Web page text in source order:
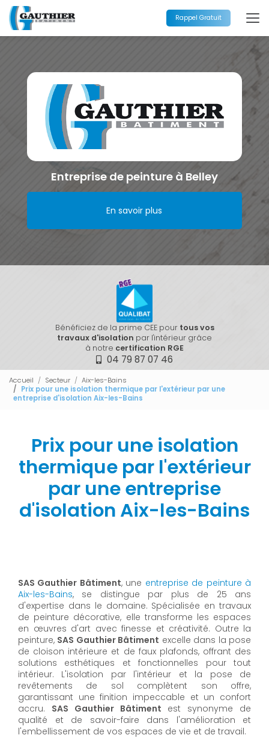
Aller
au
contenu
principal
Rappel Gratuit
Entreprise de peinture à Belley
En savoir plus
Bénéficiez de la prime CEE pourtous vos
travaux d'isolation par l'intérieur grâce
à notre certification RGE
04 79 87 07 46
Accueil Secteur
Aix-les-Bains
Prix pour une isolation thermique par l'extérieur par une
entreprise d'isolation Aix-les-Bains
Prix pour une isolation
thermique par l'extérieur
par une entreprise
d'isolation Aix-les-Bains
SAS Gauthier Bâtiment, une entreprise de peinture à
Aix-les-Bains, se distingue par plus de 25 ans
d'expertise dans le domaine. Spécialisée en travaux
de peinture décorative, elle transforme les espaces
en œuvres d'art avec finesse et créativité. Outre la
peinture, SAS Gauthier Bâtiment excelle dans la pose
de cloison intérieure et de faux plafonds, offrant des
solutions esthétiques et fonctionnelles pour tout
intérieur. L'isolation par l'intérieur et la pose de
revêtements de sol complètent son offre,
garantissant une finition impeccable et un confort
accru. SAS Gauthier Bâtiment est synonyme de
qualité et de savoir-faire dans l'amélioration et
l'embellissement de vos espaces de vie et de travail.